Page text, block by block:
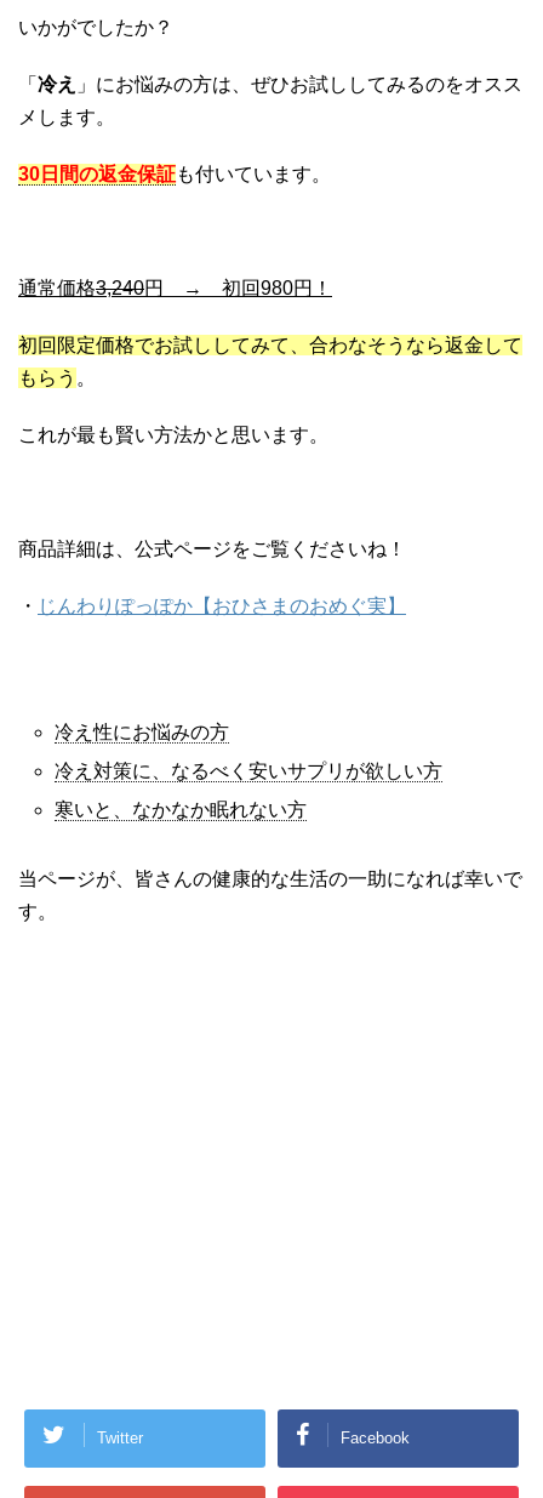
いかがでしたか？
「 冷え 」にお悩みの方は、ぜひお試ししてみるのをオスス
メします。
30日間の返金保証も付いています。
通常価格3,240円 → 初回980円！
初回限定価格でお試ししてみて、合わなそうなら返金して
もらう 。
これが最も賢い方法かと思います。
商品詳細は、公式ページをご覧くださいね！
・ じんわりぽっぽか【おひさまのおめぐ実】
冷え性にお悩みの方
冷え対策に、なるべく安いサプリが欲しい方
寒いと、なかなか眠れない方
当ページが、皆さんの健康的な生活の一助になれば幸いで
す。
Twitter Facebook